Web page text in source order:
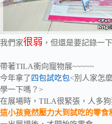
我們家很弱 ，但還是要記錄一下
帶著TILA衝向寵物展~~~~~
今年拿了 四包試吃包<別人家怎
學一下嗎？>
在展場時，TILA很緊張，人多
這小孩竟然壓力大到試吃的零